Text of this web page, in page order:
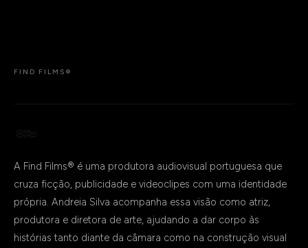
FIND FILMS®
A Find Films® é uma produtora audiovisual portuguesa que
cruza ficção, publicidade e videoclipes com uma identidade
própria. Andreia Silva acompanha essa visão como atriz,
produtora e diretora de arte, ajudando a dar corpo às
histórias tanto diante da câmara como na construção visual